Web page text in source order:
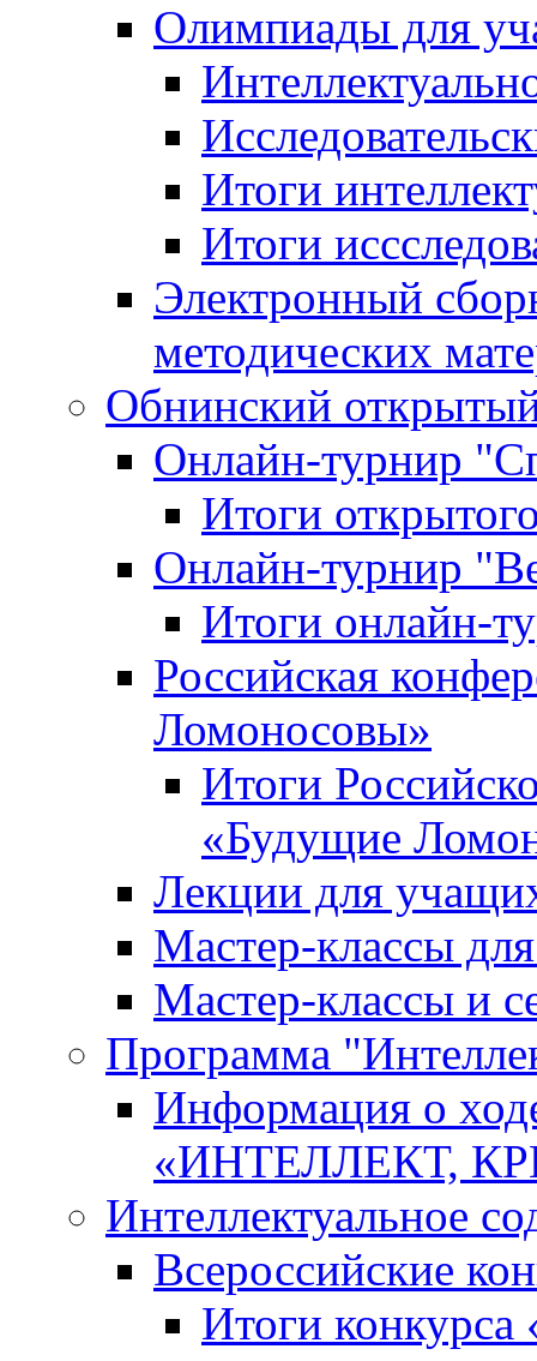
Олимпиады для
Итоги
Итоги
Электронный
методических
Обнинский
Онлайн-турнир
Итоги
Онлайн-турнир
Итоги онлайн-
Российская
Ломоносовы»
Итоги
«Будущие
Лекции для
Мастер-классы
Мастер-классы и
Программа
Информация о
«ИНТЕЛЛЕКТ,
Интеллектуальное
Всероссийские
Итоги конкурса